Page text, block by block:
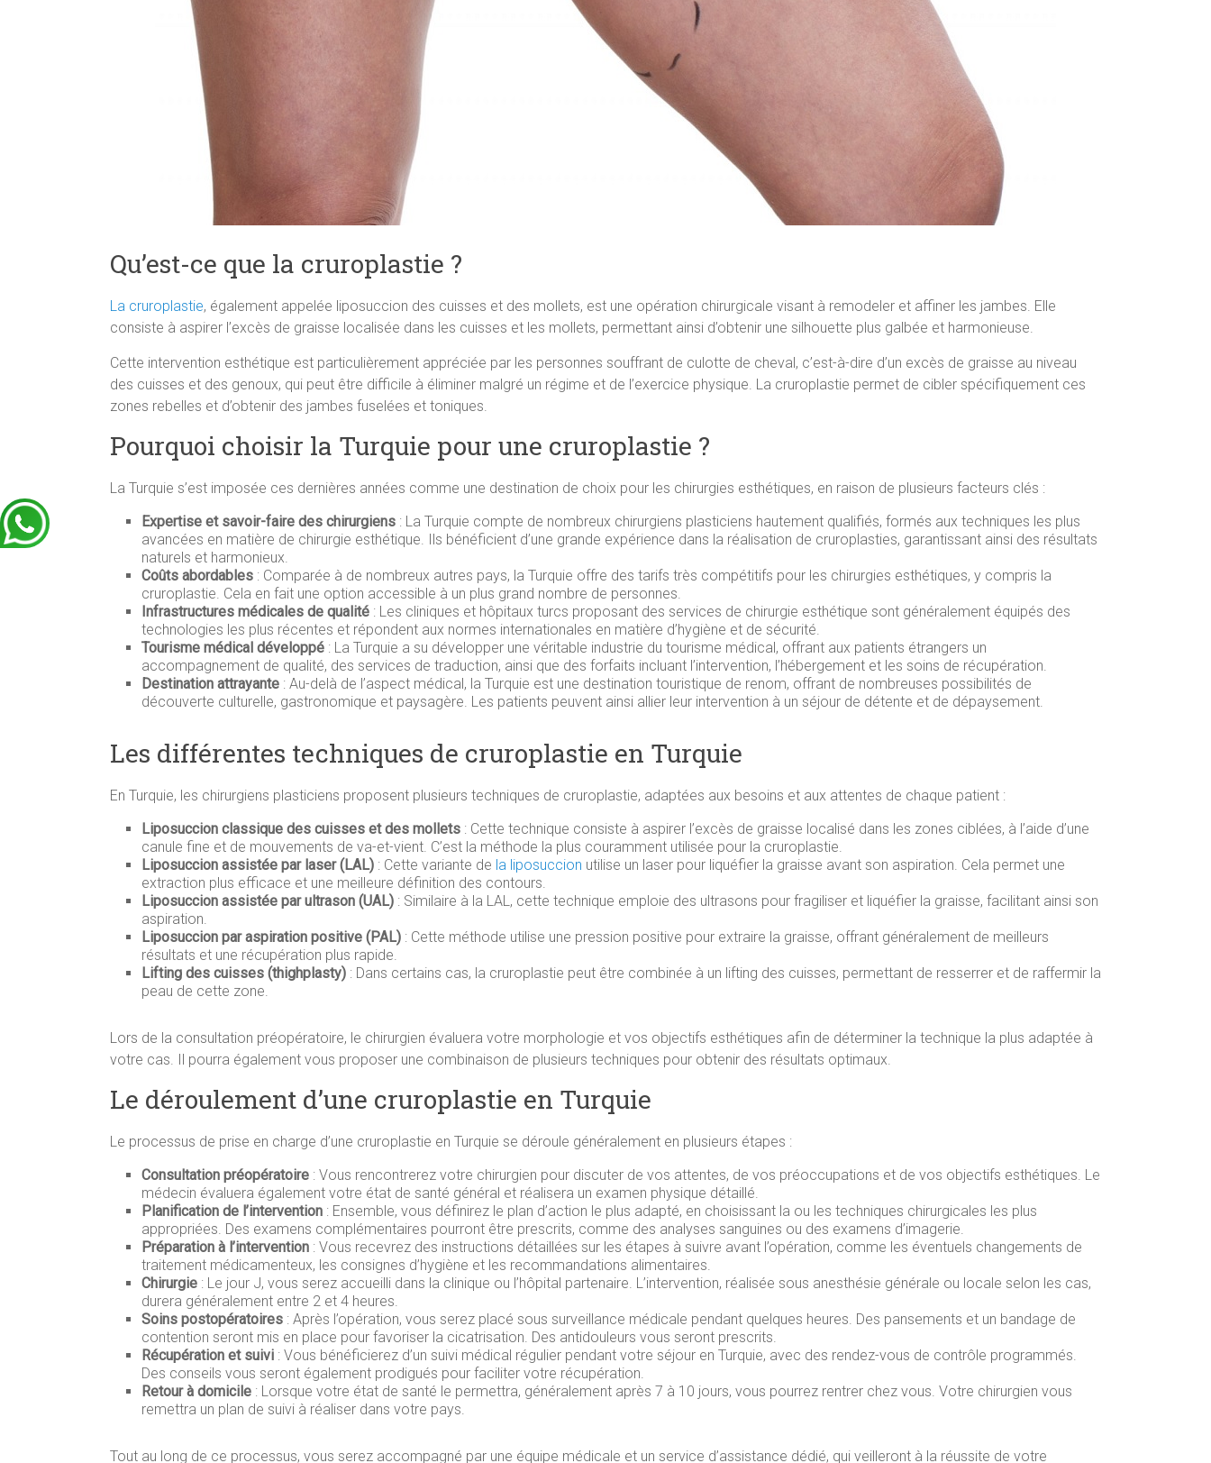
Qu’est-ce que la cruroplastie ?
La cruroplastie, également appelée liposuccion des cuisses et des mollets, est une opération chirurgicale visant à remodeler et affiner les jambes. Elle
consiste à aspirer l’excès de graisse localisée dans les cuisses et les mollets, permettant ainsi d’obtenir une silhouette plus galbée et harmonieuse.
Cette intervention esthétique est particulièrement appréciée par les personnes souffrant de culotte de cheval, c’est-à-dire d’un excès de graisse au niveau
des cuisses et des genoux, qui peut être difficile à éliminer malgré un régime et de l’exercice physique. La cruroplastie permet de cibler spécifiquement ces
zones rebelles et d’obtenir des jambes fuselées et toniques.
Pourquoi choisir la Turquie pour une cruroplastie ?
La Turquie s’est imposée ces dernières années comme une destination de choix pour les chirurgies esthétiques, en raison de plusieurs facteurs clés :
Expertise et savoir-faire des chirurgiens : La Turquie compte de nombreux chirurgiens plasticiens hautement qualifiés, formés aux techniques les plus
avancées en matière de chirurgie esthétique. Ils bénéficient d’une grande expérience dans la réalisation de cruroplasties, garantissant ainsi des résultats
naturels et harmonieux.
Coûts abordables : Comparée à de nombreux autres pays, la Turquie offre des tarifs très compétitifs pour les chirurgies esthétiques, y compris la
cruroplastie. Cela en fait une option accessible à un plus grand nombre de personnes.
Infrastructures médicales de qualité : Les cliniques et hôpitaux turcs proposant des services de chirurgie esthétique sont généralement équipés des
technologies les plus récentes et répondent aux normes internationales en matière d’hygiène et de sécurité.
Tourisme médical développé : La Turquie a su développer une véritable industrie du tourisme médical, offrant aux patients étrangers un
accompagnement de qualité, des services de traduction, ainsi que des forfaits incluant l’intervention, l’hébergement et les soins de récupération.
Destination attrayante : Au-delà de l’aspect médical, la Turquie est une destination touristique de renom, offrant de nombreuses possibilités de
découverte culturelle, gastronomique et paysagère. Les patients peuvent ainsi allier leur intervention à un séjour de détente et de dépaysement.
Les différentes techniques de cruroplastie en Turquie
En Turquie, les chirurgiens plasticiens proposent plusieurs techniques de cruroplastie, adaptées aux besoins et aux attentes de chaque patient :
Liposuccion classique des cuisses et des mollets : Cette technique consiste à aspirer l’excès de graisse localisé dans les zones ciblées, à l’aide d’une
canule fine et de mouvements de va-et-vient. C’est la méthode la plus couramment utilisée pour la cruroplastie.
Liposuccion assistée par laser (LAL) : Cette variante de la liposuccion utilise un laser pour liquéfier la graisse avant son aspiration. Cela permet une
extraction plus efficace et une meilleure définition des contours.
Liposuccion assistée par ultrason (UAL) : Similaire à la LAL, cette technique emploie des ultrasons pour fragiliser et liquéfier la graisse, facilitant ainsi son
aspiration.
Liposuccion par aspiration positive (PAL) : Cette méthode utilise une pression positive pour extraire la graisse, offrant généralement de meilleurs
résultats et une récupération plus rapide.
Lifting des cuisses (thighplasty) : Dans certains cas, la cruroplastie peut être combinée à un lifting des cuisses, permettant de resserrer et de raffermir la
peau de cette zone.
Lors de la consultation préopératoire, le chirurgien évaluera votre morphologie et vos objectifs esthétiques afin de déterminer la technique la plus adaptée à
votre cas. Il pourra également vous proposer une combinaison de plusieurs techniques pour obtenir des résultats optimaux.
Le déroulement d’une cruroplastie en Turquie
Le processus de prise en charge d’une cruroplastie en Turquie se déroule généralement en plusieurs étapes :
Consultation préopératoire : Vous rencontrerez votre chirurgien pour discuter de vos attentes, de vos préoccupations et de vos objectifs esthétiques. Le
médecin évaluera également votre état de santé général et réalisera un examen physique détaillé.
Planification de l’intervention : Ensemble, vous définirez le plan d’action le plus adapté, en choisissant la ou les techniques chirurgicales les plus
appropriées. Des examens complémentaires pourront être prescrits, comme des analyses sanguines ou des examens d’imagerie.
Préparation à l’intervention : Vous recevrez des instructions détaillées sur les étapes à suivre avant l’opération, comme les éventuels changements de
traitement médicamenteux, les consignes d’hygiène et les recommandations alimentaires.
Chirurgie : Le jour J, vous serez accueilli dans la clinique ou l’hôpital partenaire. L’intervention, réalisée sous anesthésie générale ou locale selon les cas,
durera généralement entre 2 et 4 heures.
Soins postopératoires : Après l’opération, vous serez placé sous surveillance médicale pendant quelques heures. Des pansements et un bandage de
contention seront mis en place pour favoriser la cicatrisation. Des antidouleurs vous seront prescrits.
Récupération et suivi : Vous bénéficierez d’un suivi médical régulier pendant votre séjour en Turquie, avec des rendez-vous de contrôle programmés.
Des conseils vous seront également prodigués pour faciliter votre récupération.
Retour à domicile : Lorsque votre état de santé le permettra, généralement après 7 à 10 jours, vous pourrez rentrer chez vous. Votre chirurgien vous
remettra un plan de suivi à réaliser dans votre pays.
Tout au long de ce processus, vous serez accompagné par une équipe médicale et un service d’assistance dédié, qui veilleront à la réussite de votre